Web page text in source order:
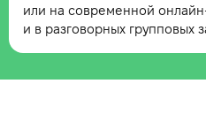
или на современной
и в разговорных групповых